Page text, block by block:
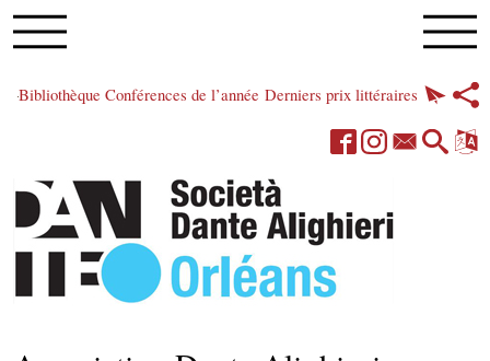
Bibliothèque Conférences de l’année Derniers prix littéraires